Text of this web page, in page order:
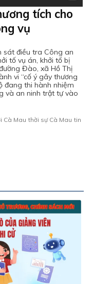
tích cho
vụ
sát điều tra Công an
tố vụ án, khởi tố bị
Đào, xã Hồ Thị
vi “cố ý gây thương
đang thi hành nhiệm
và an ninh trật tự vào
Cà Mau thời sự Cà Mau tin